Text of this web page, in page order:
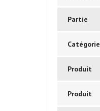
Partie
Catégorie
Produit
Produit